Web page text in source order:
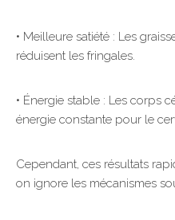
• Meilleure satiété : Les
réduisent les fringales.
• Énergie stable : Les corps
énergie constante pour le
Cependant, ces résultats
on ignore les mécanismes